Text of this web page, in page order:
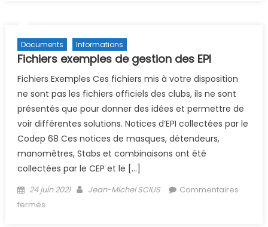
Documents Informations
Fichiers exemples de gestion des EPI
Fichiers Exemples Ces fichiers mis à votre disposition
ne sont pas les fichiers officiels des clubs, ils ne sont
présentés que pour donner des idées et permettre de
voir différentes solutions. Notices d’EPI collectées par le
Codep 68 Ces notices de masques, détendeurs,
manomètres, Stabs et combinaisons ont été
collectées par le CEP et le […]
Posted on
24 juin 2021 Author
Jean-Michel SCIUS
Commentaires
fermés